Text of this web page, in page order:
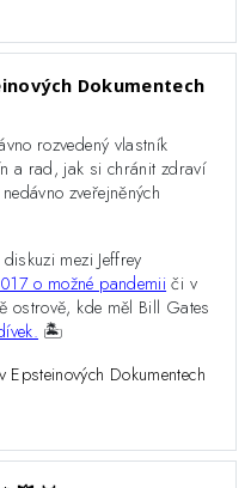
Dokumentech
rozvedený vlastník
a rad, jak si chránit zdraví
zveřejněných
mezi Jeffrey
o možné pandemii či v
ostrově, kde měl Bill Gates
🏝️
Dokumentech